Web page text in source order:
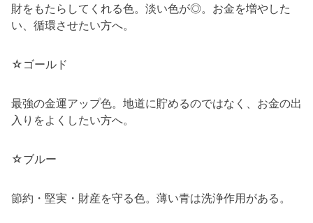
財をもたらしてくれる色。淡い色が◎。お金を増やした
い、循環させたい方へ。
☆ゴールド
最強の金運アップ色。地道に貯めるのではなく、お金の出
入りをよくしたい方へ。
☆ブルー
節約・堅実・財産を守る色。薄い青は洗浄作用がある。